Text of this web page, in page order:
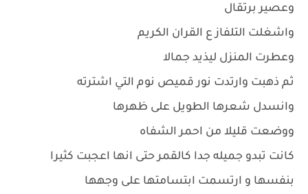
وعصير برتقال
واشغلت التلفاز ع القران الكريم
وعطرت المنزل ليذيد جمالا
ثم ذهبت وارتدت نور قميص نوم التي اشترته
وانسدل شعرها الطويل على ظهرها
ووضعت قليلا من احمر الشفاه
كانت تبدو جميله جدا كالقمر حتى انها اعجبت كثيرا
بنفسها و ارتسمت ابتسامتها على وجهها